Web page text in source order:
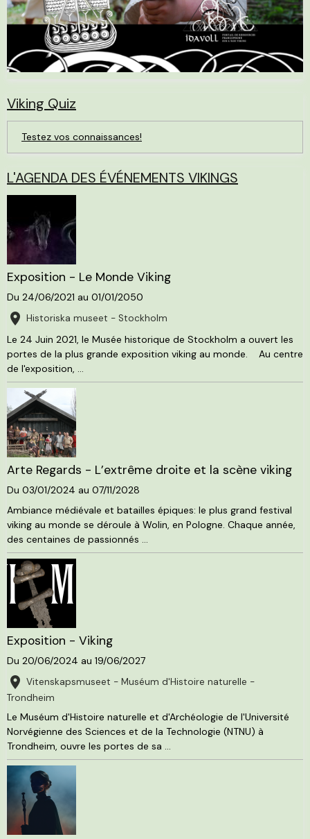
Viking Quiz
Testez vos connaissances!
L'AGENDA DES ÉVÉNEMENTS VIKINGS
Exposition - Le Monde Viking
Du 24/06/2021 au 01/01/2050
Historiska museet - Stockholm
Le 24 Juin 2021, le Musée historique de Stockholm a ouvert les
portes de la plus grande exposition viking au monde. Au centre
de l'exposition, ...
Arte Regards - L’extrême droite et la scène viking
Du 03/01/2024 au 07/11/2028
Ambiance médiévale et batailles épiques: le plus grand festival
viking au monde se déroule à Wolin, en Pologne. Chaque année,
des centaines de passionnés ...
Exposition - Viking
Du 20/06/2024 au 19/06/2027
Vitenskapsmuseet - Muséum d'Histoire naturelle -
Trondheim
Le Muséum d'Histoire naturelle et d'Archéologie de l'Université
Norvégienne des Sciences et de la Technologie (NTNU) à
Trondheim, ouvre les portes de sa ...